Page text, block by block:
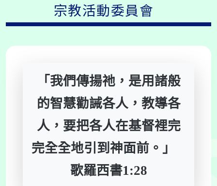
宗教活動委員會
「我們傳揚祂，是用諸般
的智慧勸誡各人，教導各
人，要把各人在基督裡完
完全全地引到神面前。」
歌羅西書1:28